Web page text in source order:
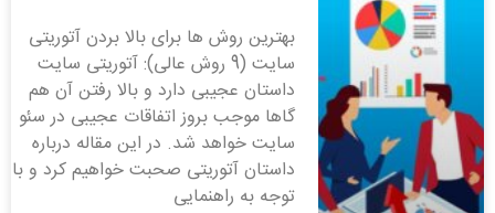
بهترین روش ها برای بالا بردن آتوریتی
سایت (9 روش عالی): آتوریتی سایت
داستان عجیبی دارد و بالا رفتن آن هم
گاها موجب بروز اتفاقات عجیبی در سئو
سایت خواهد شد. در این مقاله درباره
داستان آتوریتی صحبت خواهیم کرد و با
توجه به راهنمایی